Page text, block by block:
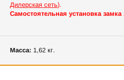
Дилерская сеть).
Самостоятельная установка замка
Масса: 1,62 кг.